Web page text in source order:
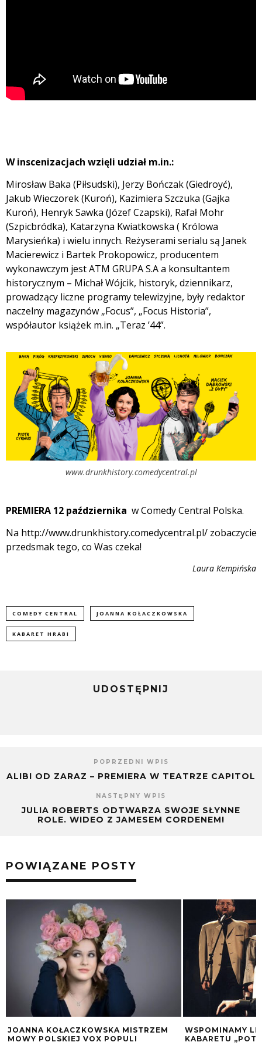
W inscenizacjach wzięli udział m.in.:
Mirosław Baka (Piłsudski), Jerzy Bończak (Giedroyć),
Jakub Wieczorek (Kuroń), Kazimiera Szczuka (Gajka
Kuroń), Henryk Sawka (Józef Czapski), Rafał Mohr
(Szpicbródka), Katarzyna Kwiatkowska ( Królowa
Marysieńka) i wielu innych. Reżyserami serialu są Janek
Macierewicz i Bartek Prokopowicz, producentem
wykonawczym jest ATM GRUPA S.A a konsultantem
historycznym – Michał Wójcik, historyk, dziennikarz,
prowadzący liczne programy telewizyjne, były redaktor
naczelny magazynów „Focus”, „Focus Historia”,
współautor książek m.in. „Teraz ’44”.
www.drunkhistory.comedycentral.pl
PREMIERA 12 października w Comedy Central Polska.
Na http://www.drunkhistory.comedycentral.pl/ zobaczycie
przedsmak tego, co Was czeka!
Laura Kempińska
COMEDY CENTRAL JOANNA KOŁACZKOWSKA
KABARET HRABI
UDOSTĘPNIJ
POPRZEDNI WPIS
ALIBI OD ZARAZ – PREMIERA W TEATRZE CAPITOL
NASTĘPNY WPIS
JULIA ROBERTS ODTWARZA SWOJE SŁYNNE
ROLE. WIDEO Z JAMESEM CORDENEM!
POWIĄZANE POSTY
JOANNA KOŁACZKOWSKA MISTRZEM
MOWY POLSKIEJ VOX POPULI
WSPOMINAMY
KABARETU